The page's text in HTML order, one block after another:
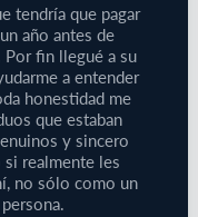
tendría que pagar
año antes de
fin llegué a su
a entender
honestidad me
que estaban
y sincero
realmente les
no sólo como un